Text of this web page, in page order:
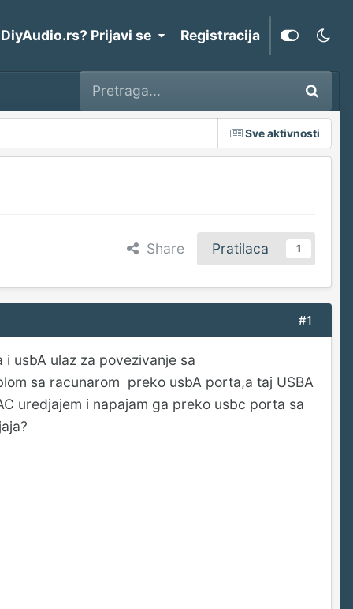
Prijavi se Registracija
Sve aktivnosti
Share Pratilaca 1
#1
usbA ulaz za povezivanje sa
sa racunarom preko usbA porta,a taj USBA
uredjajem i napajam ga preko usbc porta sa